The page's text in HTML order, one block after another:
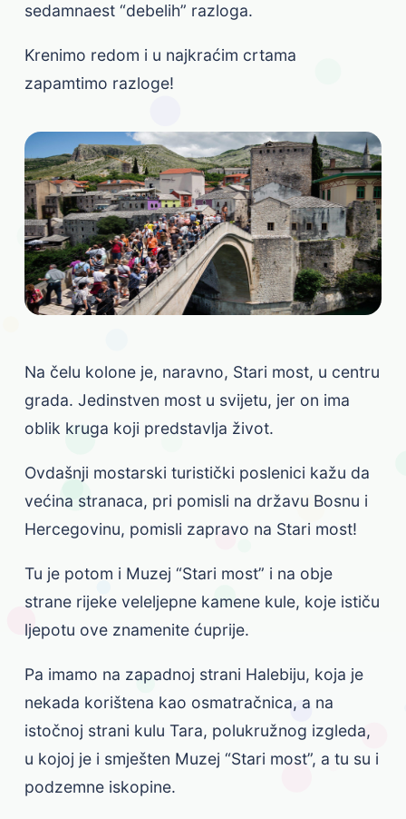
sedamnaest “debelih” razloga.
Krenimo redom i u najkraćim crtama
zapamtimo razloge!
Na čelu kolone je, naravno, Stari most, u centru
grada. Jedinstven most u svijetu, jer on ima
oblik kruga koji predstavlja život.
Ovdašnji mostarski turistički poslenici kažu da
većina stranaca, pri pomisli na državu Bosnu i
Hercegovinu, pomisli zapravo na Stari most!
Tu je potom i Muzej “Stari most” i na obje
strane rijeke veleljepne kamene kule, koje ističu
ljepotu ove znamenite ćuprije.
Pa imamo na zapadnoj strani Halebiju, koja je
nekada korištena kao osmatračnica, a na
istočnoj strani kulu Tara, polukružnog izgleda,
u kojoj je i smješten Muzej “Stari most”, a tu su i
podzemne iskopine.